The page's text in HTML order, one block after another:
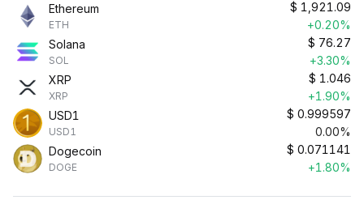
Ethereum
ETH
$ 1,921.09
+0.20%
Solana
SOL
$ 76.27
+3.30%
XRP
XRP
$ 1.046
+1.90%
USD1
USD1
$ 0.999597
0.00%
Dogecoin
DOGE
$ 0.071141
+1.80%